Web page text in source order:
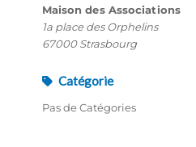
Maison des Associations
1a place des Orphelins
67000 Strasbourg
Catégorie
Pas de Catégories